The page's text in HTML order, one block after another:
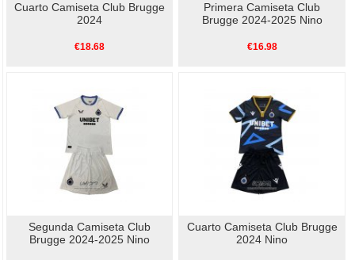
Cuarto Camiseta Club Brugge
2024
€18.68
Primera Camiseta Club
Brugge 2024-2025 Nino
€16.98
Segunda Camiseta Club
Brugge 2024-2025 Nino
Cuarto Camiseta Club Brugge
2024 Nino